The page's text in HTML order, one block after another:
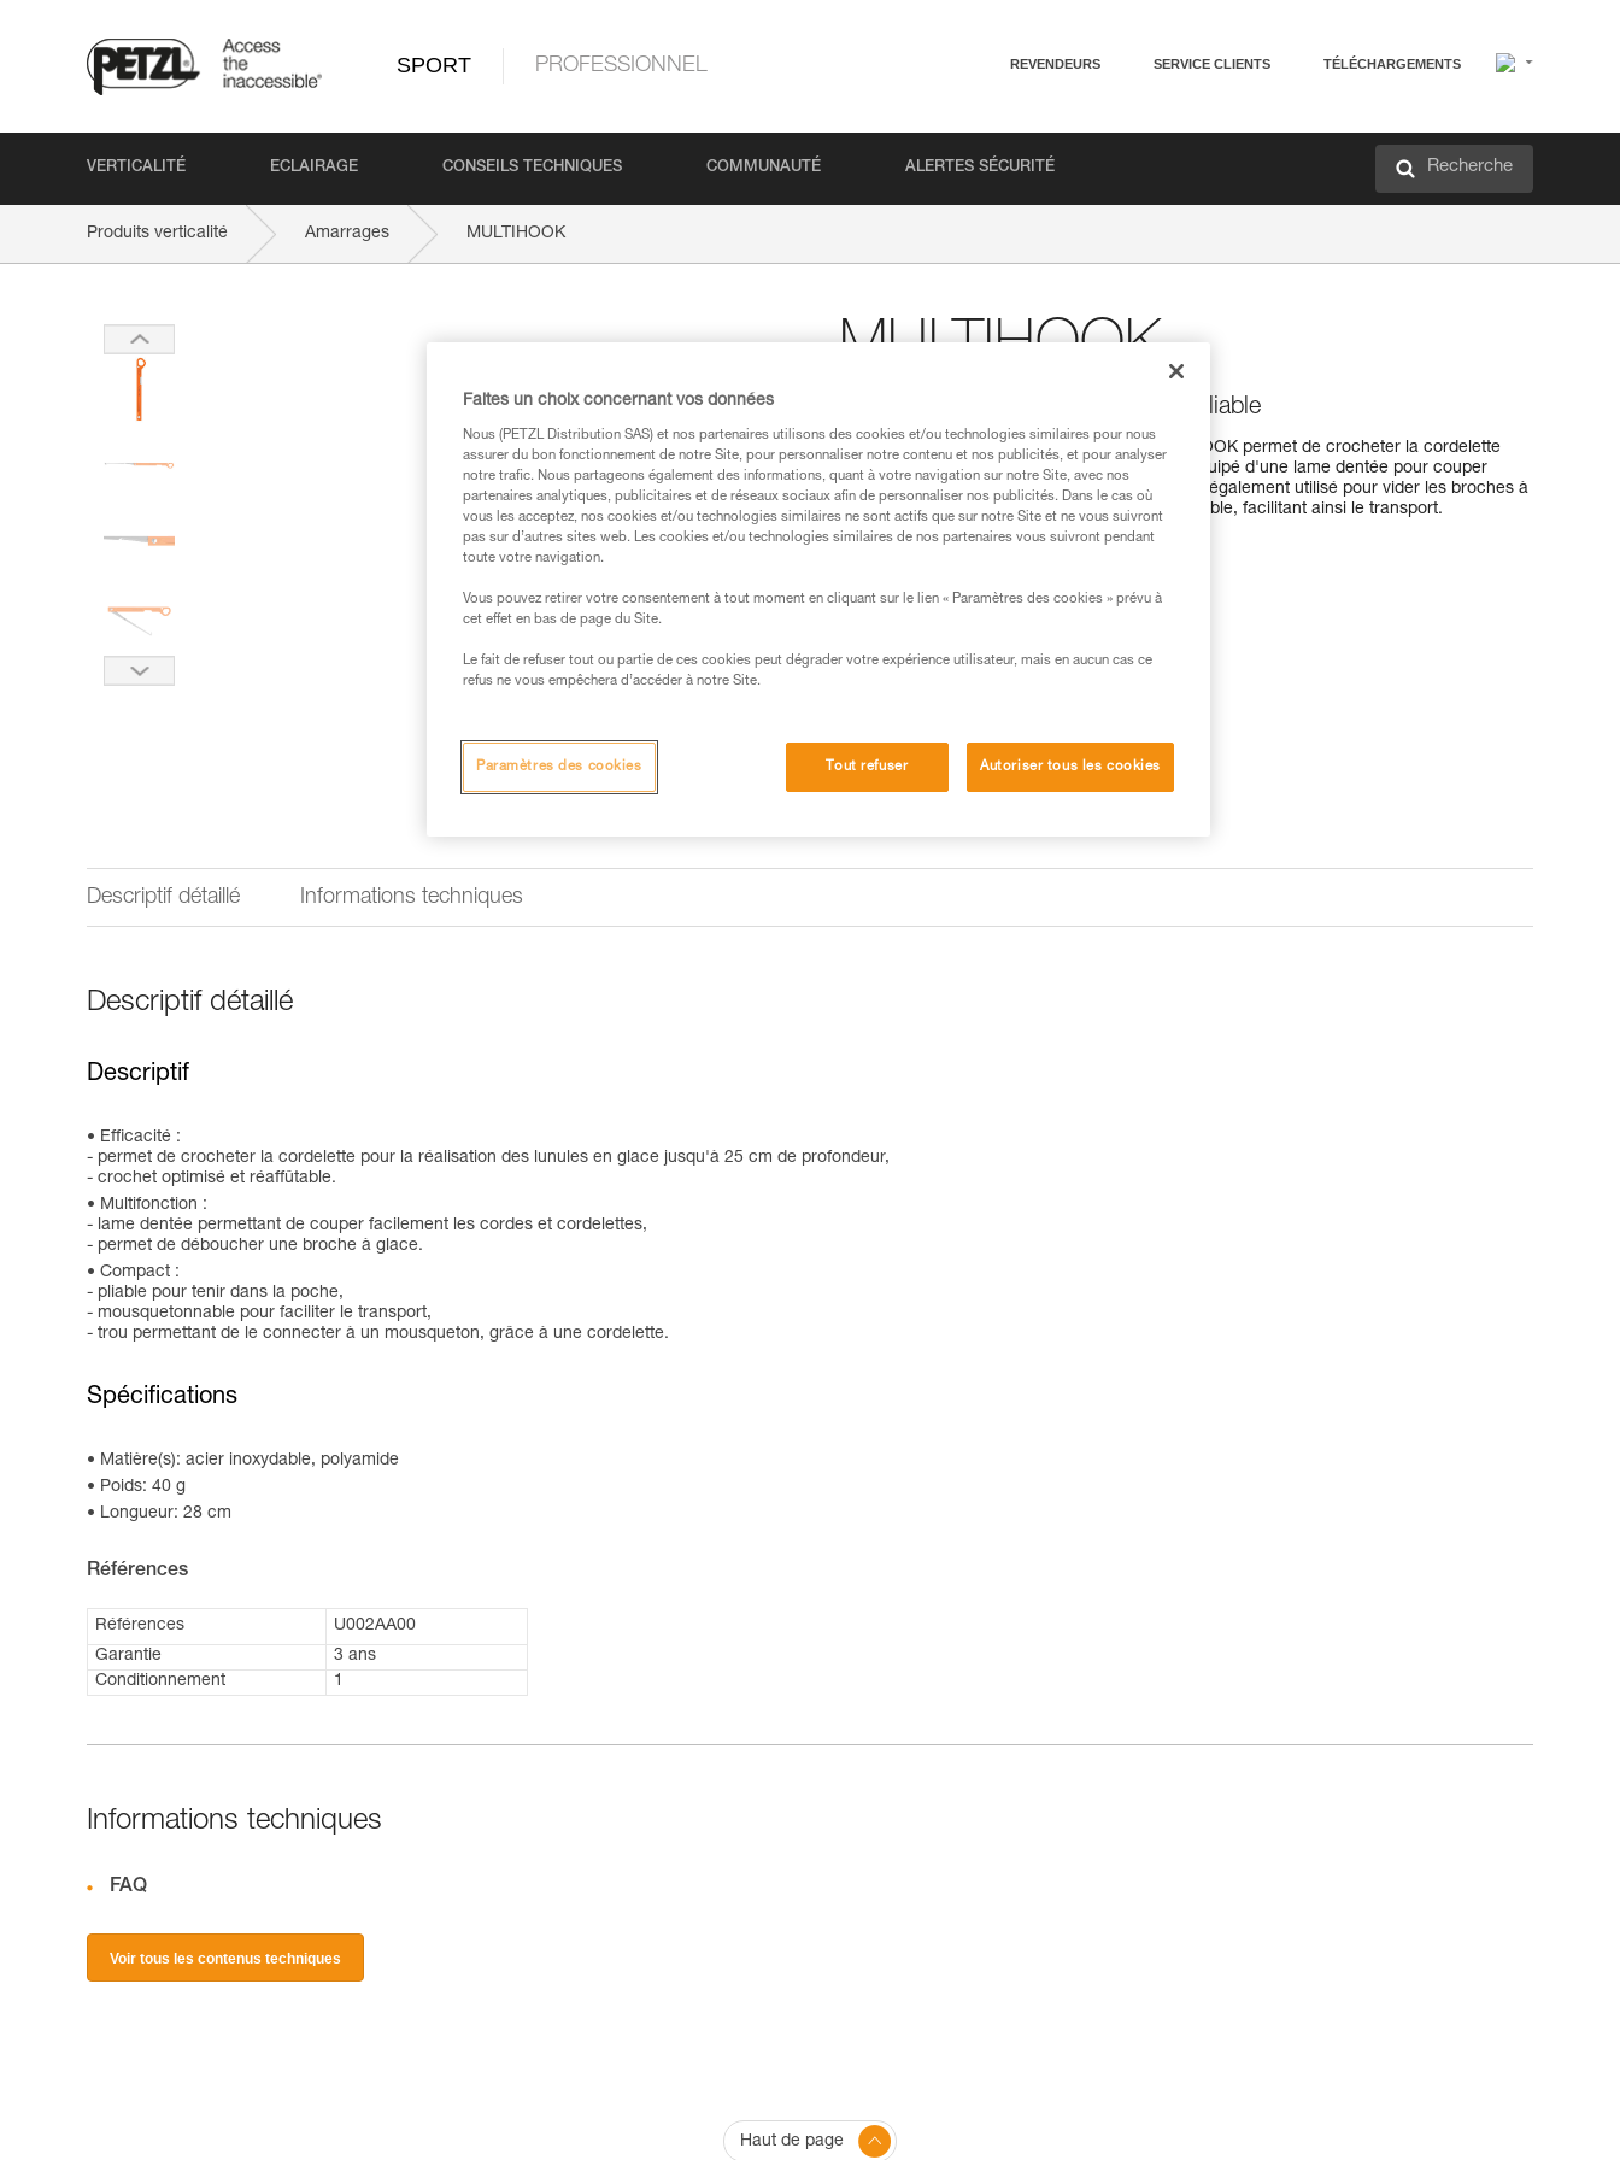
SPORT PROFESSIONNEL REVENDEURS SERVICE CLIENTS TÉLÉCHARGEMENTS
VERTICALITÉ ECLAIRAGE CONSEILS TECHNIQUES COMMUNAUTÉ ALERTES SÉCURITÉ Recherche
Produits verticalité Amarrages MULTIHOOK
MULTIHOOK
Crochet à lunules multifonction et pliable
Conçu pour les glaciéristes, le crochet MULTIHOOK permet de crocheter la cordelette
pour la réalisation des lunules en glace. Il est équipé d'une lame dentée pour couper
facilement les cordes et cordelettes. Il peut être également utilisé pour vider les broches à
glace. MULTIHOOK est pliable et mousquetonnable, facilitant ainsi le transport.
Descriptif détaillé Informations techniques
Descriptif détaillé
Descriptif
Efficacité :
- permet de crocheter la cordelette pour la réalisation des lunules en glace jusqu'à 25 cm de profondeur,
- crochet optimisé et réaffûtable.
Multifonction :
- lame dentée permettant de couper facilement les cordes et cordelettes,
- permet de déboucher une broche à glace.
Compact :
- pliable pour tenir dans la poche,
- mousquetonnable pour faciliter le transport,
- trou permettant de le connecter à un mousqueton, grâce à une cordelette.
Spécifications
Matière(s): acier inoxydable, polyamide
Poids: 40 g
Longueur: 28 cm
Références
Références
U002AA00
Garantie
3 ans
Conditionnement
1
Informations techniques
FAQ
Voir tous les contenus techniques
Haut de page
Faites un choix concernant vos données
Nous (PETZL Distribution SAS) et nos partenaires utilisons des cookies et/ou technologies similaires pour nous
assurer du bon fonctionnement de notre Site, pour personnaliser notre contenu et nos publicités, et pour analyser
notre trafic. Nous partageons également des informations, quant à votre navigation sur notre Site, avec nos
partenaires analytiques, publicitaires et de réseaux sociaux afin de personnaliser nos publicités. Dans le cas où
vous les acceptez, nos cookies et/ou technologies similaires ne sont actifs que sur notre Site et ne vous suivront
pas sur d’autres sites web. Les cookies et/ou technologies similaires de nos partenaires vous suivront pendant
toute votre navigation.
Vous pouvez retirer votre consentement à tout moment en cliquant sur le lien « Paramètres des cookies » prévu à
cet effet en bas de page du Site.
Le fait de refuser tout ou partie de ces cookies peut dégrader votre expérience utilisateur, mais en aucun cas ce
refus ne vous empêchera d’accéder à notre Site.
Tout refuser Autoriser tous les cookies
Paramètres des cookies